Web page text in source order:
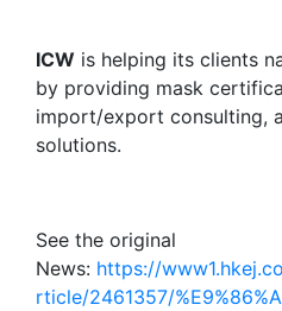
ICW is helping its clients
by providing mask
import/export consulting,
solutions.
See the original
News: https://
rticle/2461357/